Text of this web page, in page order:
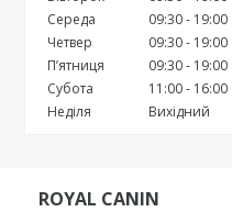
Середа
09:30
19:00
Четвер
09:30
19:00
Пʼятниця
09:30
19:00
Субота
11:00
16:00
Неділя
Вихідний
ROYAL CANIN